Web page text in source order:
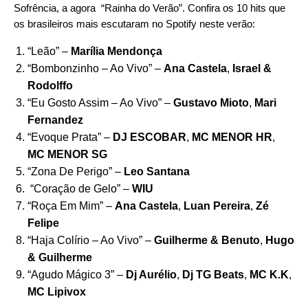
Sofrência, a agora “Rainha do Verão”. Confira os 10 hits que
os brasileiros mais escutaram no Spotify neste verão:
“Leão” – Marília Mendonça
“Bombonzinho – Ao Vivo” – Ana Castela, Israel &
Rodolffo
“Eu Gosto Assim – Ao Vivo” – Gustavo Mioto, Mari
Fernandez
“Evoque Prata” – DJ ESCOBAR, MC MENOR HR,
MC MENOR SG
“Zona De Perigo” – Leo Santana
“Coração de Gelo” – WIU
“Roça Em Mim” – Ana Castela, Luan Pereira, Zé
Felipe
“Haja Colírio – Ao Vivo” – Guilherme & Benuto, Hugo
& Guilherme
“Agudo Mágico 3” – Dj Aurélio, Dj TG Beats, MC K.K,
MC Lipivox